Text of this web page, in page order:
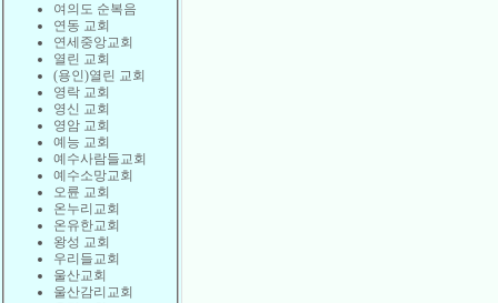
여의도 순복음
연동 교회
연세중앙교회
열린 교회
(용인)열린 교회
영락 교회
영신 교회
영암 교회
예능 교회
예수사람들교회
예수소망교회
오륜 교회
온누리교회
온유한교회
왕성 교회
우리들교회
울산교회
울산감리교회